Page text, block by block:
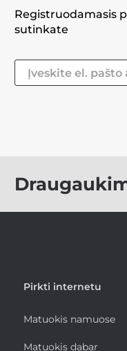
Registruodamasis
sutinkate
Pirkti internetu
Matuokis namuose
Matuokis dabar